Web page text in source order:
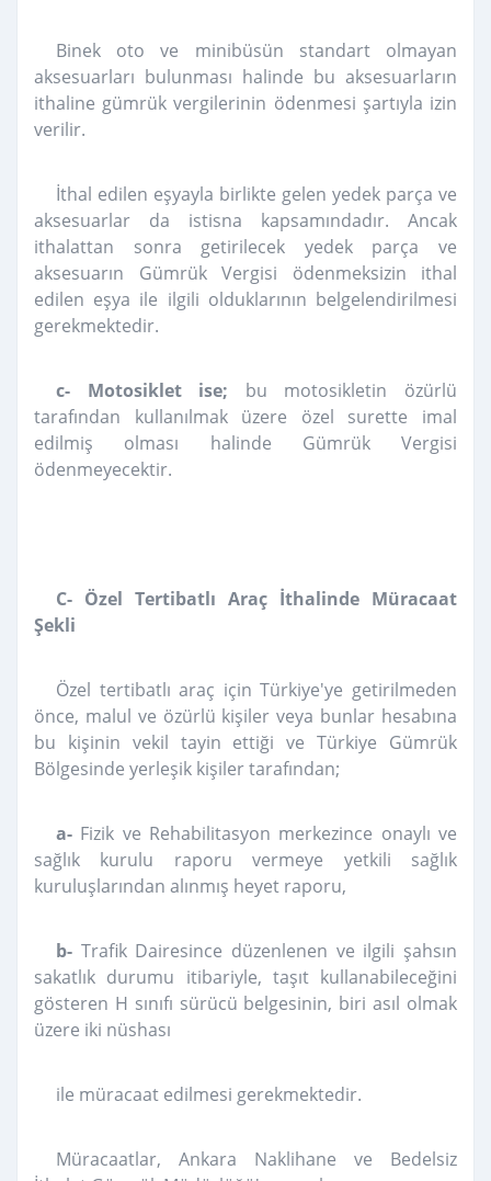
Binek oto ve minibüsün standart olmayan
aksesuarları bulunması halinde bu aksesuarların
ithaline gümrük vergilerinin ödenmesi şartıyla izin
verilir.
İthal edilen eşyayla birlikte gelen yedek parça ve
aksesuarlar da istisna kapsamındadır. Ancak
ithalattan sonra getirilecek yedek parça ve
aksesuarın Gümrük Vergisi ödenmeksizin ithal
edilen eşya ile ilgili olduklarının belgelendirilmesi
gerekmektedir.
c- Motosiklet ise; bu motosikletin özürlü
tarafından kullanılmak üzere özel surette imal
edilmiş olması halinde Gümrük Vergisi
ödenmeyecektir.
C- Özel Tertibatlı Araç İthalinde Müracaat
Şekli
Özel tertibatlı araç için Türkiye'ye getirilmeden
önce, malul ve özürlü kişiler veya bunlar hesabına
bu kişinin vekil tayin ettiği ve Türkiye Gümrük
Bölgesinde yerleşik kişiler tarafından;
a- Fizik ve Rehabilitasyon merkezince onaylı ve
sağlık kurulu raporu vermeye yetkili sağlık
kuruluşlarından alınmış heyet raporu,
b- Trafik Dairesince düzenlenen ve ilgili şahsın
sakatlık durumu itibariyle, taşıt kullanabileceğini
gösteren H sınıfı sürücü belgesinin, biri asıl olmak
üzere iki nüshası
ile müracaat edilmesi gerekmektedir.
Müracaatlar, Ankara Naklihane ve Bedelsiz